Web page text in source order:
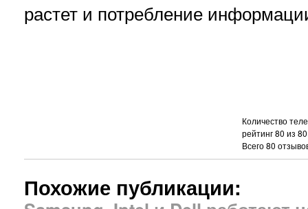
растет и потребление
Количество
рейтинг80 из 80
Всего80
Похожие публикации: